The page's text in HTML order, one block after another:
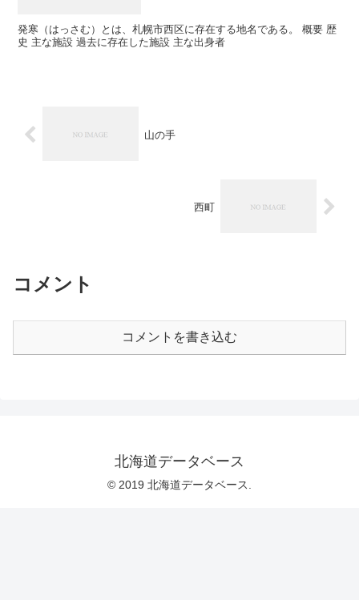
発寒（はっさむ）とは、札幌市西区に存在する地名である。 概要 歴
史 主な施設 過去に存在した施設 主な出身者
山の手
西町
コメント
コメントを書き込む
北海道データベース
© 2019 北海道データベース.